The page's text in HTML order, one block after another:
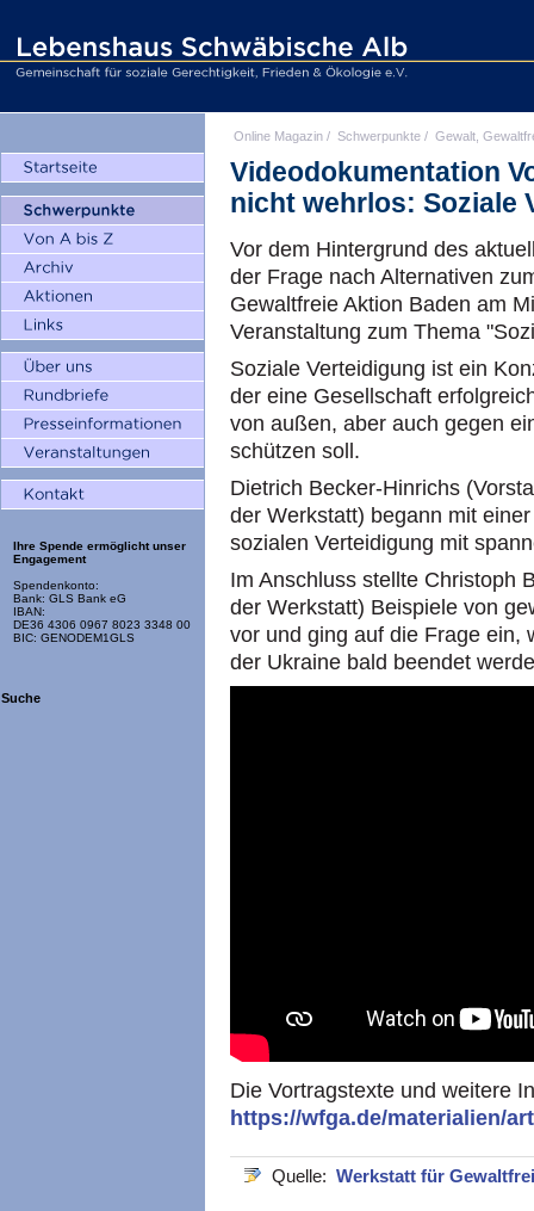
Ihre Spende ermöglicht unser
Engagement
Spendenkonto:
Bank: GLS Bank eG
IBAN:
DE36 4306 0967 8023 3348 00
BIC: GENODEM1GLS
Suche
Online Magazin / Schwerpunkte / Gewalt,
Videodokumentation
nicht wehrlos: Soziale
Vor dem Hintergrund des
der Frage nach Alternativen
Gewaltfreie Aktion Baden am
Veranstaltung zum Thema
Soziale Verteidigung ist ein
der eine Gesellschaft
von außen, aber auch gegen
schützen soll.
Dietrich Becker-Hinrichs
der Werkstatt) begann mit
sozialen Verteidigung mit
Im Anschluss stellte Christoph
der Werkstatt) Beispiele von
vor und ging auf die Frage ein,
der Ukraine bald beendet
Die Vortragstexte und weitere
https://wfga.de/materialien/
Quelle: Werkstatt für